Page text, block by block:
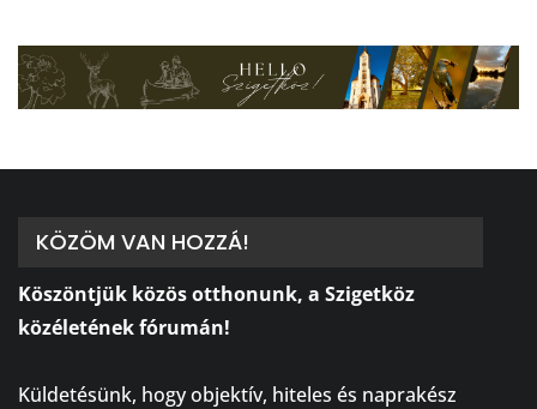
KÖZÖM VAN HOZZÁ!
Köszöntjük közös otthonunk, a Szigetköz
közéletének fórumán!
Küldetésünk, hogy objektív, hiteles és naprakész